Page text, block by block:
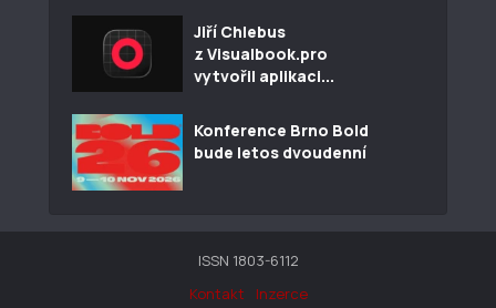
Jiří Chlebus
z Visualbook.pro
vytvořil aplikaci...
Konference Brno Bold
bude letos dvoudenní
ISSN 1803-6112
Kontakt
Inzerce